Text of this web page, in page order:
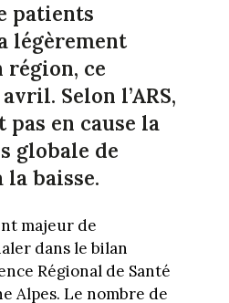
patients
légèrement
région, ce
Selon l’ARS,
pas en cause la
globale de
la baisse.
majeur de
dans le bilan
Régional de Santé
Alpes. Le nombre de